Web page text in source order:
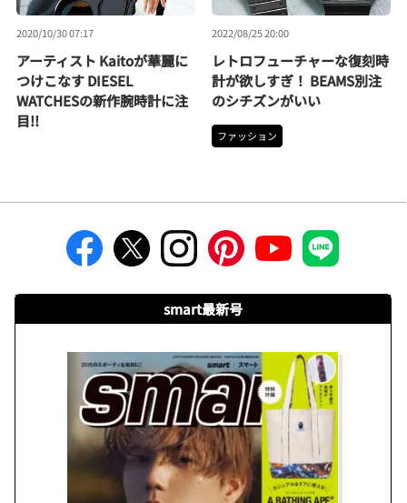
2020/10/30 07:17
アーティスト Kaitoが華麗に
つけこなす DIESEL
WATCHESの新作腕時計に注
目!!
2022/08/25 20:00
レトロフューチャーな復刻時
計が欲しすぎ！ BEAMS別注
のシチズンがいい
ファッション
smart最新号